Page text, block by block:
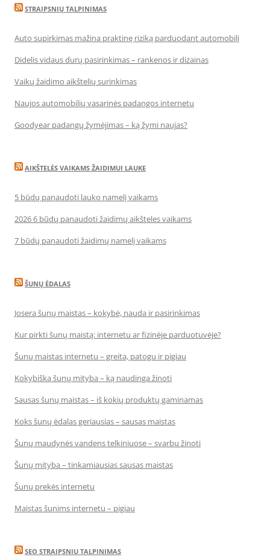
STRAIPSNIŲ TALPINIMAS
Auto supirkimas mažina praktinę riziką parduodant automobilį
Didelis vidaus durų pasirinkimas – rankenos ir dizainas
Vaikų žaidimo aikštelių surinkimas
Naujos automobilių vasarinės padangos internetu
Goodyear padangų žymėjimas – ką žymi naujas?
AIKŠTELĖS VAIKAMS ŽAIDIMUI LAUKE
5 būdų panaudoti lauko namelį vaikams
2026 6 būdų panaudoti žaidimų aikšteles vaikams
7 būdų panaudoti žaidimų namelį vaikams
ŠUNŲ ĖDALAS
Josera šunų maistas – kokybė, nauda ir pasirinkimas
Kur pirkti šunų maistą: internetu ar fizinėje parduotuvėje?
Šunų maistas internetu – greita, patogu ir pigiau
Kokybiška šunų mityba – ką naudinga žinoti
Sausas šunų maistas – iš kokių produktų gaminamas
Koks šunų ėdalas geriausias – sausas maistas
Šunų maudynės vandens telkiniuose – svarbu žinoti
Šunų mityba – tinkamiausias sausas maistas
Šunų prekės internetu
Maistas šunims internetu – pigiau
SEO STRAIPSNIU TALPINIMAS